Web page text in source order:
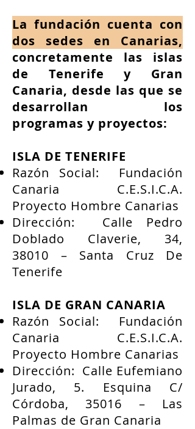
La fundación cuenta con
dos sedes en Canarias,
concretamente las islas
de Tenerife y Gran
Canaria, desde las que se
desarrollan los
programas y proyectos:
ISLA DE TENERIFE
Razón Social: Fundación
Canaria C.E.S.I.C.A.
Proyecto Hombre Canarias
Dirección: Calle Pedro
Doblado Claverie, 34,
38010 – Santa Cruz De
Tenerife
ISLA DE GRAN CANARIA
Razón Social: Fundación
Canaria C.E.S.I.C.A.
Proyecto Hombre Canarias
Dirección: Calle Eufemiano
Jurado, 5. Esquina C/
Córdoba, 35016 – Las
Palmas de Gran Canaria